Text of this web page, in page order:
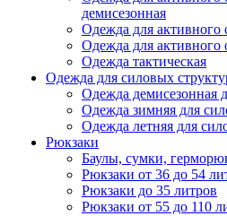
демисезонная
Одежда для активного
Одежда для активного
Одежда тактическая
Одежда для силовых
Одежда демисезонная
Одежда зимняя для
Одежда летняя для
Рюкзаки
Баулы, сумки,
Рюкзаки от 36 до 54
Рюкзаки до 35 литров
Рюкзаки от 55 до 110